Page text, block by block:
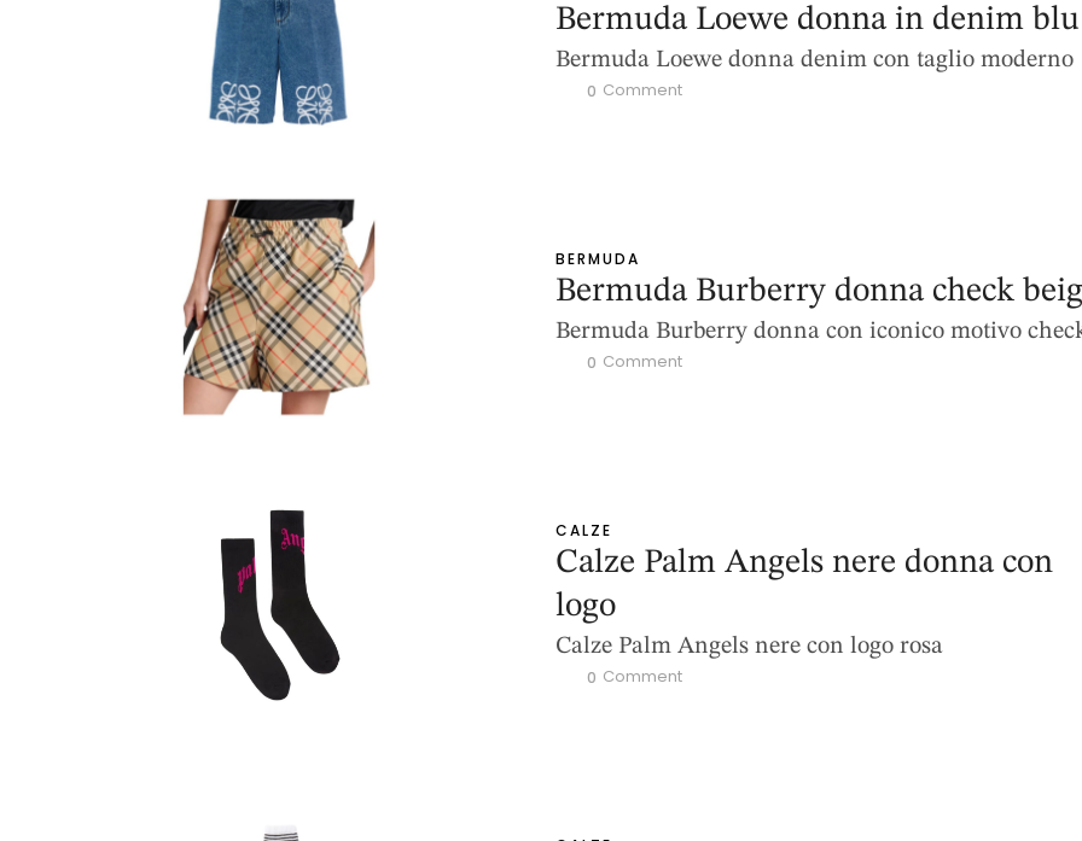
Bermuda Loewe donna in denim blu
Bermuda Loewe donna denim con taglio moderno
0 Comment
BERMUDA
Bermuda Burberry donna check
Bermuda Burberry donna con iconico motivo
0 Comment
CALZE
Calze Palm Angels nere donna con
logo
Calze Palm Angels nere con logo rosa
0 Comment